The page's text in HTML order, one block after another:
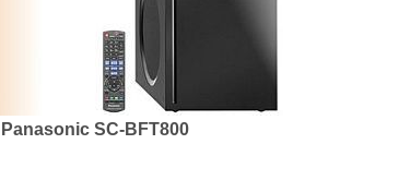
Panasonic SC-BFT800